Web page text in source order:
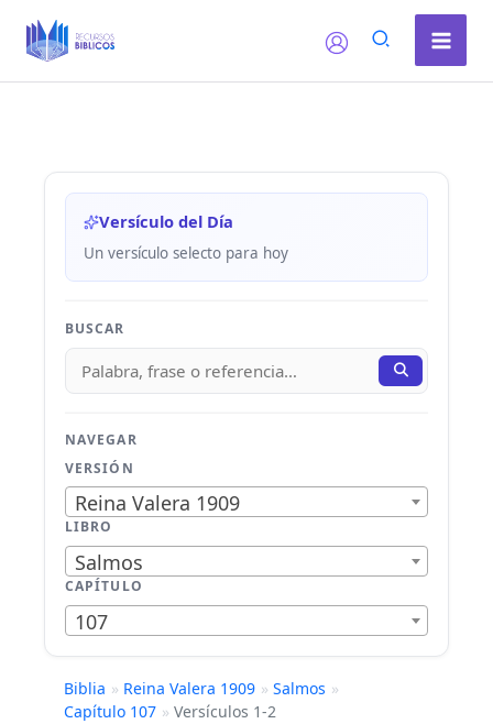
Versículo del Día
Un versículo selecto para hoy
BUSCAR
NAVEGAR
VERSIÓN
Reina Valera 1909
LIBRO
Salmos
CAPÍTULO
107
Biblia » Reina Valera 1909 » Salmos »
Capítulo 107 » Versículos 1-2